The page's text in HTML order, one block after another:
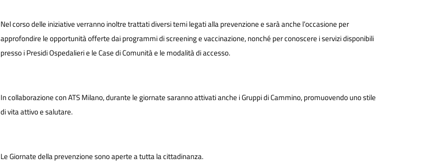
Nel corso delle iniziative verranno inoltre trattati diversi temi legati alla prevenzione e sarà anche l’occasione per
approfondire le opportunità offerte dai programmi di screening e vaccinazione, nonché per conoscere i servizi disponibili
presso i Presidi Ospedalieri e le Case di Comunità e le modalità di accesso.
In collaborazione con ATS Milano, durante le giornate saranno attivati anche i Gruppi di Cammino, promuovendo uno stile
di vita attivo e salutare.
Le Giornate della prevenzione sono aperte a tutta la cittadinanza.